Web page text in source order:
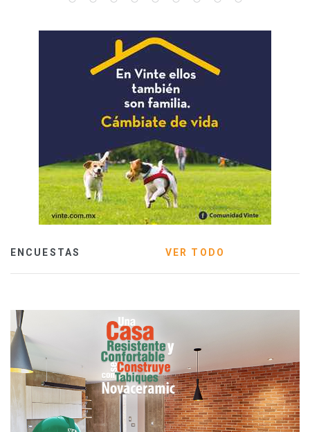
ENCUESTAS VER TODO